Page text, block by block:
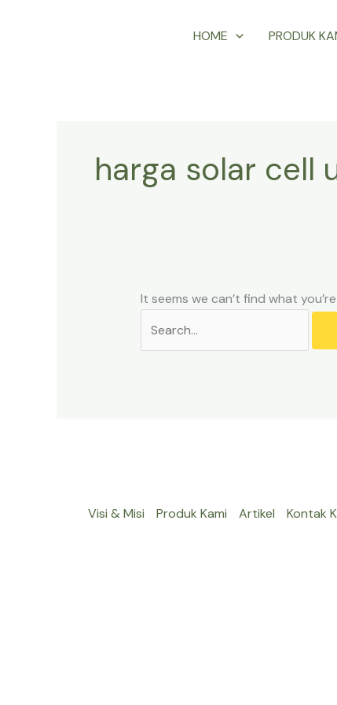
HOME PRODUK
harga solar cell
It seems we can’t find what
Visi & Misi Produk Kami Artikel Kontak